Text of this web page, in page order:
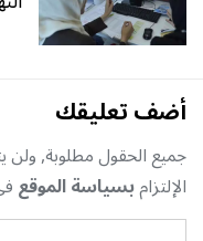
أضف تعليقك
جميع الحقول مطلوبة, ولن
الإلتزامبسياسة الموقع